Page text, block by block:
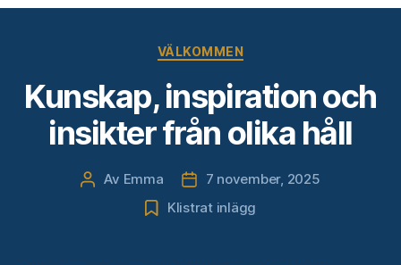
Kategorier
VÄLKOMMEN
Kunskap, inspiration och
insikter från olika håll
Inläggsförfattare
Av Emma Inläggsdatum
7 november, 2025
Klistrat inlägg